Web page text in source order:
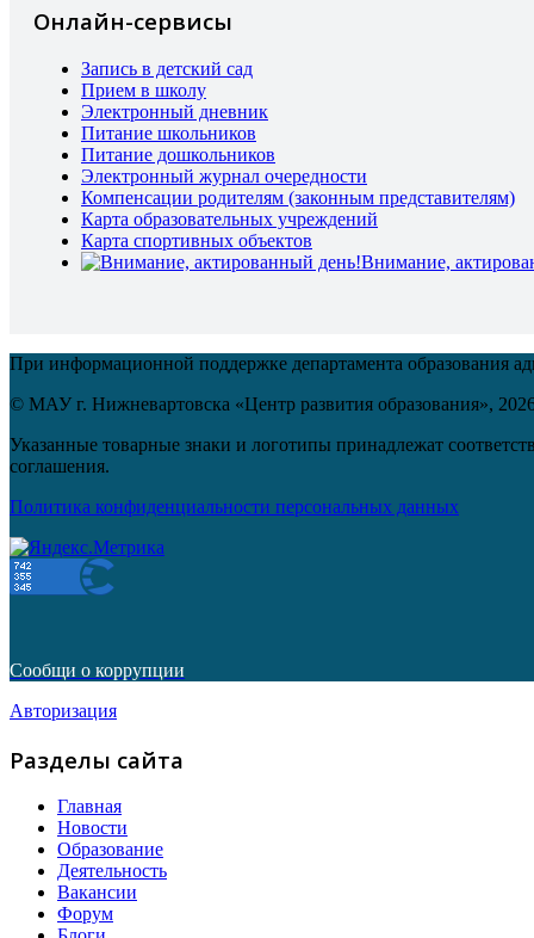
Онлайн-сервисы
Запись в детский сад
Прием в школу
Электронный дневник
Питание школьников
Питание дошкольников
Электронный журнал очередности
Компенсации родителям (законным представителям)
Карта образовательных учреждений
Карта спортивных объектов
Внимание,
При информационной поддержке департамента образования
© МАУ г. Нижневартовска «Центр развития образования»,
Указанные товарные знаки и логотипы принадлежат
соглашения.
Политика конфиденциальности персональных данных
Сообщи о коррупции
Авторизация
Разделы сайта
Главная
Новости
Образование
Деятельность
Вакансии
Форум